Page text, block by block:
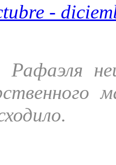
Рафаэля